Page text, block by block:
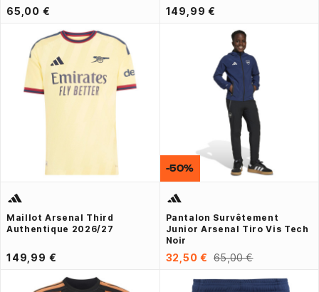
65,00 € 149,99 €
Maillot Arsenal Third
Authentique 2026/27
149,99 €
Pantalon Survêtement
Junior Arsenal Tiro Vis Tech
Noir
32,50 € 65,00 €
-50%